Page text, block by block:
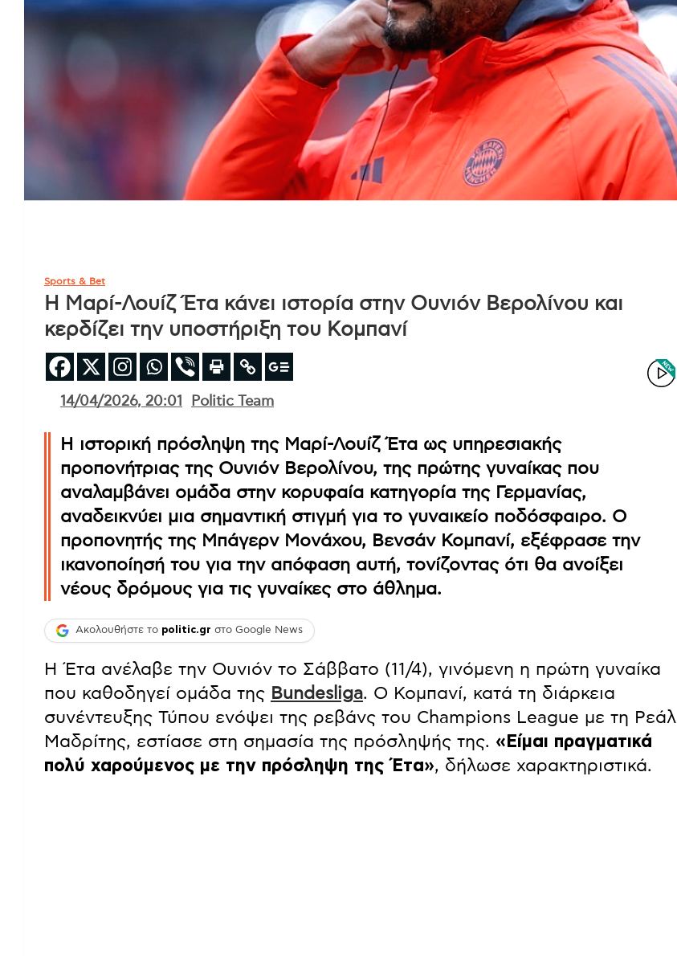
Sports & Bet
Η Μαρί-Λουίζ Έτα κάνει ιστορία στην Ουνιόν Βερολίνου και
κερδίζει την υποστήριξη του Κομπανί
14/04/2026, 20:01 Politic Team
Η ιστορική πρόσληψη της Μαρί-Λουίζ Έτα ως υπηρεσιακής
προπονήτριας της Ουνιόν Βερολίνου, της πρώτης γυναίκας που
αναλαμβάνει ομάδα στην κορυφαία κατηγορία της Γερμανίας,
αναδεικνύει μια σημαντική στιγμή για το γυναικείο ποδόσφαιρο. Ο
προπονητής της Μπάγερν Μονάχου, Βενσάν Κομπανί, εξέφρασε την
ικανοποίησή του για την απόφαση αυτή, τονίζοντας ότι θα ανοίξει
νέους δρόμους για τις γυναίκες στο άθλημα.
Ακολουθήστε το politic.gr στο Google News
Η Έτα ανέλαβε την Ουνιόν το Σάββατο (11/4), γινόμενη η πρώτη γυναίκα
που καθοδηγεί ομάδα της Bundesliga. Ο Κομπανί, κατά τη διάρκεια
συνέντευξης Τύπου ενόψει της ρεβάνς του Champions League με τη Ρεάλ
Μαδρίτης, εστίασε στη σημασία της πρόσληψής της. «Είμαι πραγματικά
πολύ χαρούμενος με την πρόσληψη της Έτα», δήλωσε χαρακτηριστικά.